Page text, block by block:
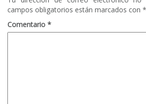
campos obligatorios están marcados con *
Comentario *